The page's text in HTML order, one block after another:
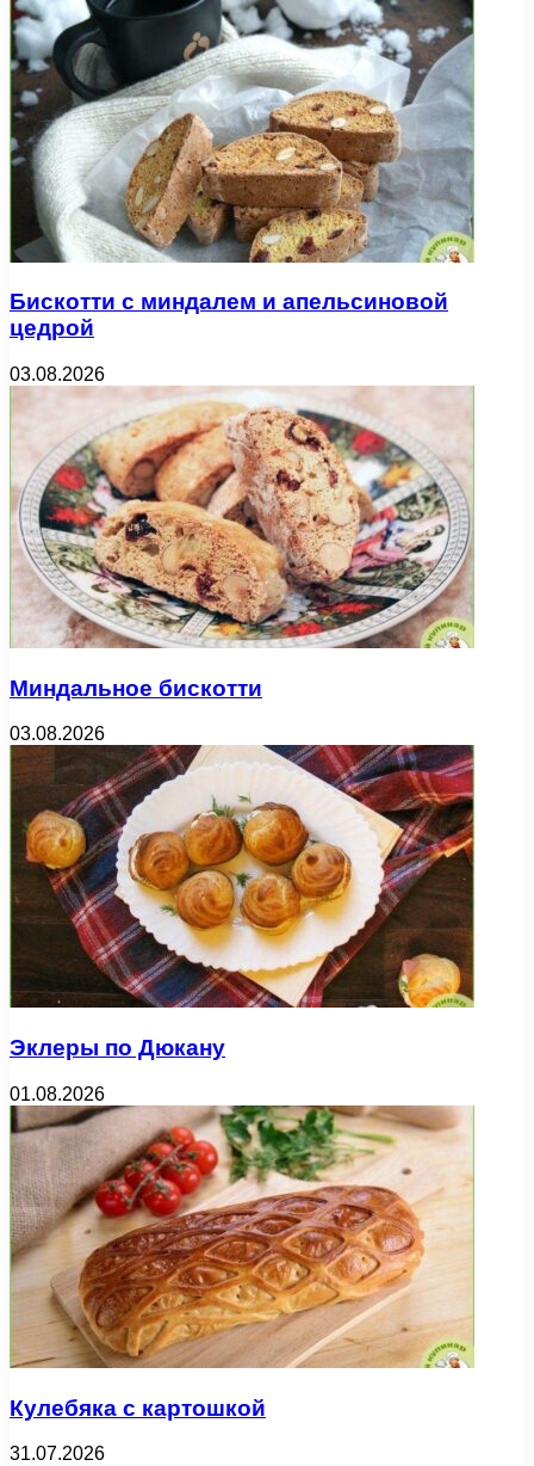
Бискотти с миндалем и апельсиновой
цедрой
03.08.2026
Миндальное бискотти
03.08.2026
Эклеры по Дюкану
01.08.2026
Кулебяка с картошкой
31.07.2026